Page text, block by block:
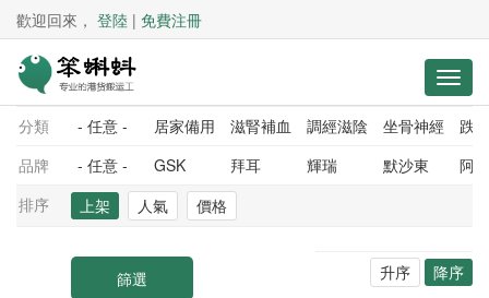
歡迎回來， 登陸 | 免費注冊
分類 - 任意 - 居家備用 滋腎補血 調經滋陰 坐骨神經
跌
品牌
- 任意 - GSK 拜耳 輝瑞 默沙東
阿
排序
上架 人氣 價格
升序 降序